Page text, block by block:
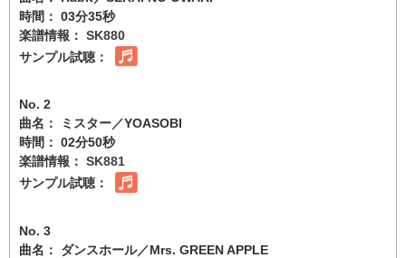
時間： 03分35秒
楽譜情報： SK880
サンプル試聴：
No. 2
曲名： ミスター／YOASOBI
時間： 02分50秒
楽譜情報： SK881
サンプル試聴：
No. 3
曲名： ダンスホール／Mrs. GREEN APPLE